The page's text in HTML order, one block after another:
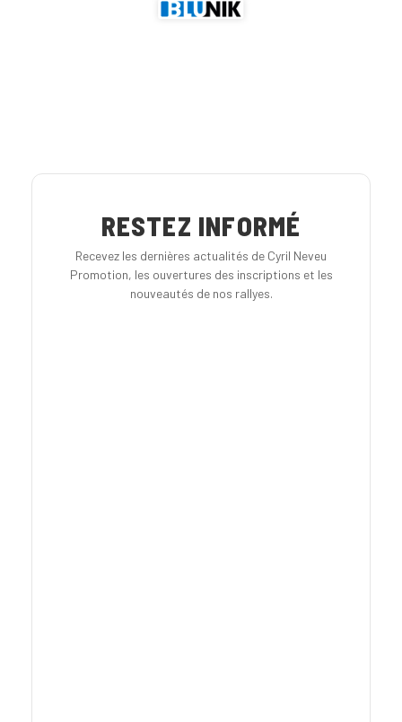
RESTEZ INFORMÉ
Recevez les dernières actualités de Cyril Neveu
Promotion, les ouvertures des inscriptions et les
nouveautés de nos rallyes.